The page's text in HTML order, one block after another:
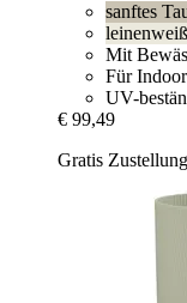
sanftes
leinenweiß
Mit
Für
UV-
€ 99,49
Gratis